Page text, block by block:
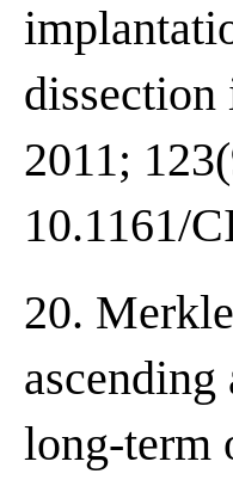
2011;
10.1161/
20.
long-term